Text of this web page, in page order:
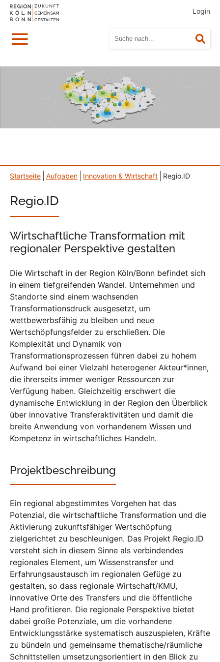
Login
Menü
Startseite Aufgaben Innovation & Wirtschaft Regio.ID
Regio.ID
Wirtschaftliche Transformation mit
regionaler Perspektive gestalten
Die Wirtschaft in der Region Köln/Bonn befindet sich
in einem tiefgreifenden Wandel. Unternehmen und
Standorte sind einem wachsenden
Transformationsdruck ausgesetzt, um
wettbewerbsfähig zu bleiben und neue
Wertschöpfungsfelder zu erschließen. Die
Komplexität und Dynamik von
Transformationsprozessen führen dabei zu hohem
Aufwand bei einer Vielzahl heterogener Akteur*innen,
die ihrerseits immer weniger Ressourcen zur
Verfügung haben. Gleichzeitig erschwert die
dynamische Entwicklung in der Region den Überblick
über innovative Transferaktivitäten und damit die
breite Anwendung von vorhandenem Wissen und
Kompetenz in wirtschaftliches Handeln.
Projektbeschreibung
Ein regional abgestimmtes Vorgehen hat das
Potenzial, die wirtschaftliche Transformation und die
Aktivierung zukunftsfähiger Wertschöpfung
zielgerichtet zu beschleunigen. Das Projekt Regio.ID
versteht sich in diesem Sinne als verbindendes
regionales Element, um Wissenstransfer und
Erfahrungsaustausch im regionalen Gefüge zu
gestalten, so dass regionale Wirtschaft/KMU,
innovative Orte des Transfers und die öffentliche
Hand profitieren. Die regionale Perspektive bietet
dabei große Potenziale, um die vorhandene
Entwicklungsstärke systematisch auszuspielen, Kräfte
zu bündeln und gemeinsame thematische/räumliche
Schnittstellen umsetzungsorientiert in den Blick zu